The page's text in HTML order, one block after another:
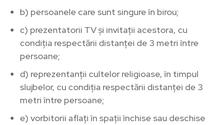
b) persoanele care sunt singure în birou;
c) prezentatorii TV și invitații acestora, cu
condiția respectării distanței de 3 metri între
persoane;
d) reprezentanții cultelor religioase, în timpul
slujbelor, cu condiția respectării distanței de 3
metri între persoane;
e) vorbitorii aflați în spații închise sau deschise